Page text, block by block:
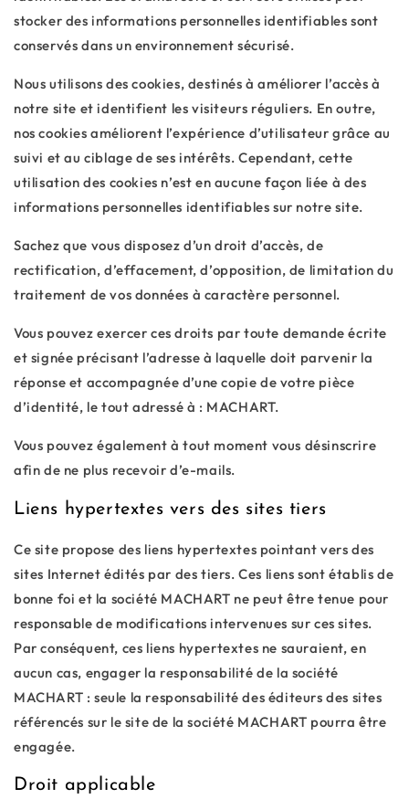
stocker des informations personnelles identifiables sont
conservés dans un environnement sécurisé.
Nous utilisons des cookies, destinés à améliorer l’accès à
notre site et identifient les visiteurs réguliers. En outre,
nos cookies améliorent l’expérience d’utilisateur grâce au
suivi et au ciblage de ses intérêts. Cependant, cette
utilisation des cookies n’est en aucune façon liée à des
informations personnelles identifiables sur notre site.
Sachez que vous disposez d’un droit d’accès, de
rectification, d’effacement, d’opposition, de limitation du
traitement de vos données à caractère personnel.
Vous pouvez exercer ces droits par toute demande écrite
et signée précisant l’adresse à laquelle doit parvenir la
réponse et accompagnée d’une copie de votre pièce
d’identité, le tout adressé à : MACHART.
Vous pouvez également à tout moment vous désinscrire
afin de ne plus recevoir d’e-mails.
Liens hypertextes vers des sites tiers
Ce site propose des liens hypertextes pointant vers des
sites Internet édités par des tiers. Ces liens sont établis de
bonne foi et la société MACHART ne peut être tenue pour
responsable de modifications intervenues sur ces sites.
Par conséquent, ces liens hypertextes ne sauraient, en
aucun cas, engager la responsabilité de la société
MACHART : seule la responsabilité des éditeurs des sites
référencés sur le site de la société MACHART pourra être
engagée.
Droit applicable